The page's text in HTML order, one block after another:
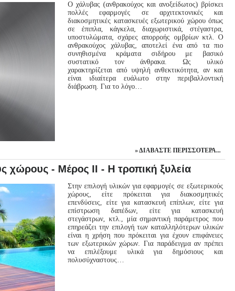
Ο χάλυβας (ανθρακούχος και ανοξείδωτος) βρίσκει
πολλές εφαρμογές σε αρχιτεκτονικές και
διακοσμητικές κατασκευές εξωτερικού χώρου όπως
σε έπιπλα, κάγκελα, διαχωριστικά, στέγαστρα,
υποστυλώματα, σχάρες απορροής ομβρίων κτλ. Ο
ανθρακούχος χάλυβας, αποτελεί ένα από τα πιο
συνηθισμένα κράματα σιδήρου με βασικό
συστατικό τον άνθρακα. Ως υλικό
χαρακτηρίζεται από υψηλή ανθεκτικότητα, αν και
είναι ιδιαίτερα ευάλωτο στην περιβαλλοντική
διάβρωση. Για το λόγο…
ΔΙΑΒΆΣΤΕ ΠΕΡΙΣΣΌΤΕΡΑ...
χώρους - Μέρος ΙΙ - Η τροπική ξυλεία
Στην επιλογή υλικών για εφαρμογές σε εξωτερικούς
χώρους, είτε πρόκειται για διακοσμητικές
επενδύσεις, είτε για κατασκευή επίπλων, είτε για
επίστρωση δαπέδων, είτε για κατασκευή
στεγάστρων, κτλ., μία σημαντική παράμετρος που
επηρεάζει την επιλογή των καταλληλότερων υλικών
είναι η χρήση που πρόκειται για έχουν επιφάνειες
των εξωτερικών χώρων. Για παράδειγμα αν πρέπει
να επιλέξουμε υλικά για δημόσιους και
πολυσύχναστους…